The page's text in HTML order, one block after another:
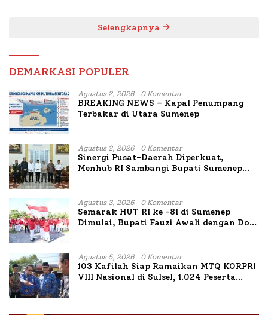
Selengkapnya
DEMARKASI POPULER
Agustus 2, 2026 0 Komentar
BREAKING NEWS – Kapal Penumpang
Terbakar di Utara Sumenep
Agustus 2, 2026 0 Komentar
Sinergi Pusat-Daerah Diperkuat,
Menhub RI Sambangi Bupati Sumenep
Agustus 3, 2026 0 Komentar
Semarak HUT RI ke -81 di Sumenep
Dimulai, Bupati Fauzi Awali dengan Doa
Agustus 5, 2026 0 Komentar
103 Kafilah Siap Ramaikan MTQ KORPRI
VIII Nasional di Sulsel, 1.024 Peserta